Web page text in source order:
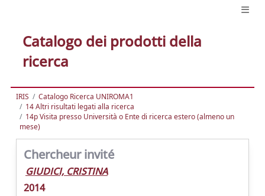
Catalogo dei prodotti della
ricerca
IRIS
Catalogo Ricerca UNIROMA1
14 Altri risultati legati alla ricerca
14p Visita presso Università o Ente di ricerca estero (almeno un
mese)
Chercheur invité
GIUDICI, CRISTINA
2014